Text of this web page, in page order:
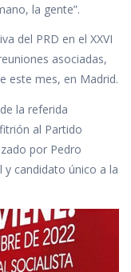
la gente”.
del PRD en el XXVI
asociadas,
este mes, en Madrid.
la referida
al Partido
por Pedro
y candidato único a la